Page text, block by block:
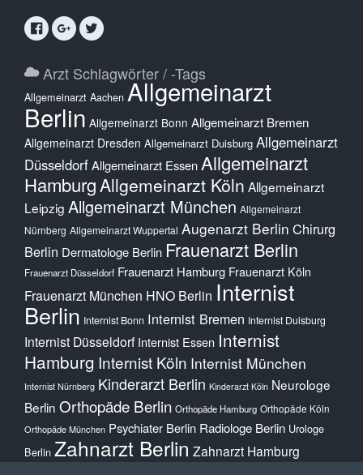
Arzt Schlagwörter / -Tags
Allgemeinarzt Aachen Allgemeinarzt
Berlin Allgemeinarzt Bonn Allgemeinarzt Bremen
Allgemeinarzt Dresden Allgemeinarzt Duisburg Allgemeinarzt
DüsseldorfAllgemeinarzt Essen Allgemeinarzt
HamburgAllgemeinarzt Köln Allgemeinarzt
Leipzig Allgemeinarzt München Allgemeinarzt
Nürnberg Allgemeinarzt Wuppertal Augenarzt Berlin Chirurg
Berlin Dermatologe Berlin Frauenarzt Berlin
Frauenarzt Düsseldorf Frauenarzt Hamburg Frauenarzt Köln
Frauenarzt München HNO Berlin Internist
Berlin Internist Bonn Internist Bremen Internist Duisburg
Internist Düsseldorf Internist Essen Internist
Hamburg Internist Köln Internist München
Internist Nürnberg Kinderarzt Berlin Kinderarzt Köln Neurologe
Berlin Orthopäde Berlin Orthopäde Hamburg Orthopäde Köln
Orthopäde München Psychiater Berlin Radiologe Berlin Urologe
Berlin Zahnarzt Berlin Zahnarzt Hamburg